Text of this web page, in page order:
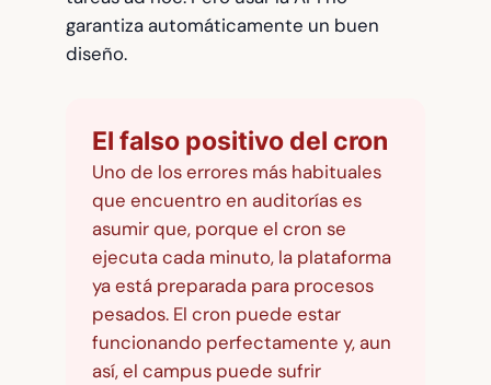
garantiza automáticamente un buen
diseño.
El falso positivo del cron
Uno de los errores más habituales
que encuentro en auditorías es
asumir que, porque el cron se
ejecuta cada minuto, la plataforma
ya está preparada para procesos
pesados. El cron puede estar
funcionando perfectamente y, aun
así, el campus puede sufrir